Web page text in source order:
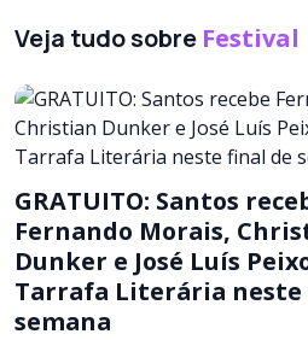
Veja tudo sobre Festival
GRATUITO: Santos
Fernando Morais,
Dunker e José Luís
Tarrafa Literária neste
semana